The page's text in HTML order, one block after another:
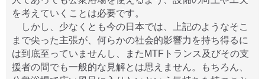
を考えていくことは必要です。
しかし、少なくとも今の日本では、上記のようなそこ
まで尖った主張が、何らかの社会的影響力を持ち得るに
は到底至っていませんし、またMTFトランス及びその支
援者の間でも一般的な見解とは思えません。もちろん、